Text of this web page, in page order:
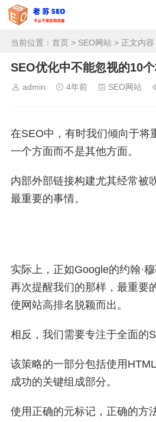
当前位置： 首页 > SEO网站 > 正文内容
SEO优化中不能忽视的10
admin 4年前 SEO网站
在SEO中，有时我们倾向于将
一个方面而不是其他方面。
内部外部链接构建尤其经常被
最重要的事情。
实际上，正如Google的约翰·
再次提醒我们的那样，最重要
使网站高排名脱颖而出。
相反，我们需要专注于全面的
该策略的一部分包括使用
成功的关键组成部分。
使用正确的元标记，正确的方